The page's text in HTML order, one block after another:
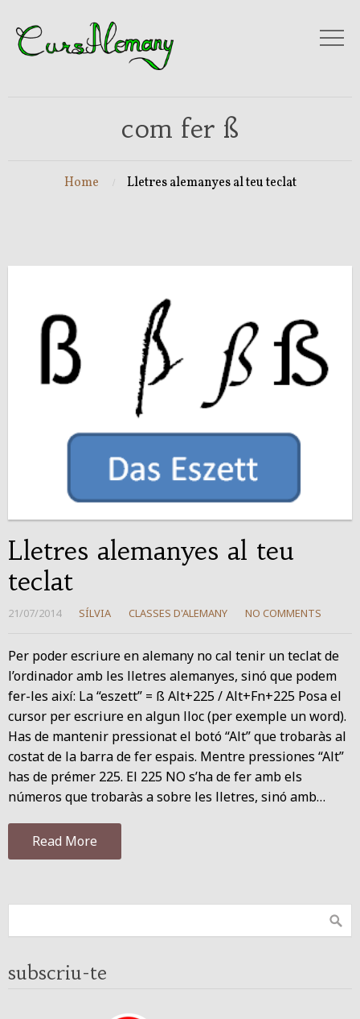
com fer ß
Home Lletres alemanyes al teu teclat
Lletres alemanyes al teu
teclat
21/07/2014 SÍLVIA CLASSES D'ALEMANY NO COMMENTS
Per poder escriure en alemany no cal tenir un teclat de
l’ordinador amb les lletres alemanyes, sinó que podem
fer-les així: La “eszett” = ß Alt+225 / Alt+Fn+225 Posa el
cursor per escriure en algun lloc (per exemple un word).
Has de mantenir pressionat el botó “Alt” que trobaràs al
costat de la barra de fer espais. Mentre pressiones “Alt”
has de prémer 225. El 225 NO s’ha de fer amb els
números que trobaràs a sobre les lletres, sinó amb…
Read More
subscriu-te